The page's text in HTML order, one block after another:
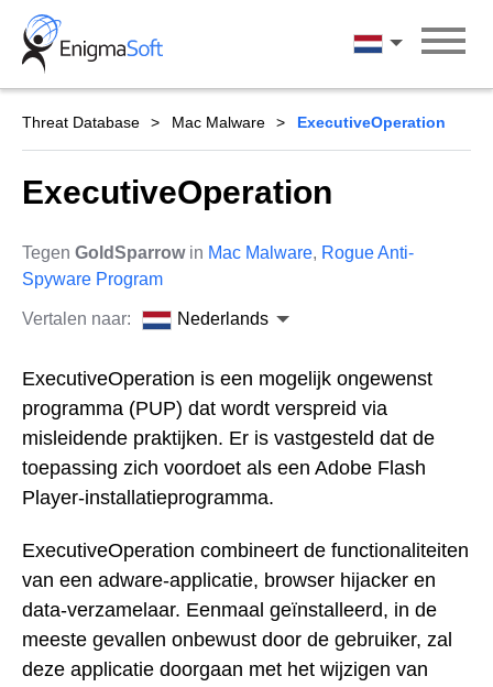
Skip
content
Nederlands
Threat Database Mac Malware ExecutiveOperation
ExecutiveOperation
Tegen GoldSparrowin Mac Malware, Rogue Anti-
Spyware Program
Vertalen naar: Nederlands
ExecutiveOperation is een mogelijk ongewenst
programma (PUP) dat wordt verspreid via
misleidende praktijken. Er is vastgesteld dat de
toepassing zich voordoet als een Adobe Flash
Player-installatieprogramma.
ExecutiveOperation combineert de functionaliteiten
van een adware-applicatie, browser hijacker en
data-verzamelaar. Eenmaal geïnstalleerd, in de
meeste gevallen onbewust door de gebruiker, zal
deze applicatie doorgaan met het wijzigen van